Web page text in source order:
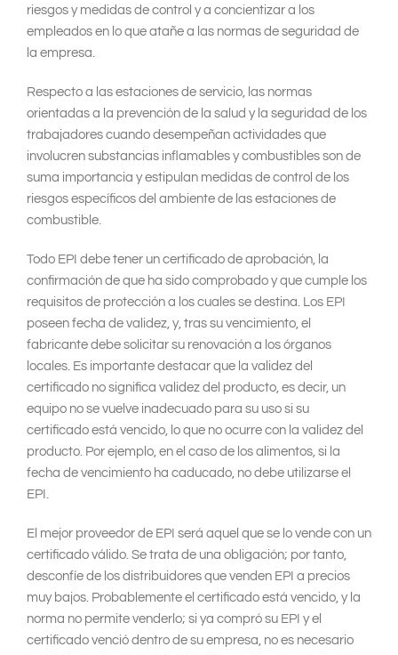
riesgos y medidas de control y a concientizar a los
empleados en lo que atañe a las normas de seguridad de
la empresa.
Respecto a las estaciones de servicio, las normas
orientadas a la prevención de la salud y la seguridad de los
trabajadores cuando desempeñan actividades que
involucren substancias inflamables y combustibles son de
suma importancia y estipulan medidas de control de los
riesgos específicos del ambiente de las estaciones de
combustible.
Todo EPI debe tener un certificado de aprobación, la
confirmación de que ha sido comprobado y que cumple los
requisitos de protección a los cuales se destina. Los EPI
poseen fecha de validez, y, tras su vencimiento, el
fabricante debe solicitar su renovación a los órganos
locales. Es importante destacar que la validez del
certificado no significa validez del producto, es decir, un
equipo no se vuelve inadecuado para su uso si su
certificado está vencido, lo que no ocurre con la validez del
producto. Por ejemplo, en el caso de los alimentos, si la
fecha de vencimiento ha caducado, no debe utilizarse el
EPI.
El mejor proveedor de EPI será aquel que se lo vende con un
certificado válido. Se trata de una obligación; por tanto,
desconfíe de los distribuidores que venden EPI a precios
muy bajos. Probablemente el certificado está vencido, y la
norma no permite venderlo; si ya compró su EPI y el
certificado venció dentro de su empresa, no es necesario